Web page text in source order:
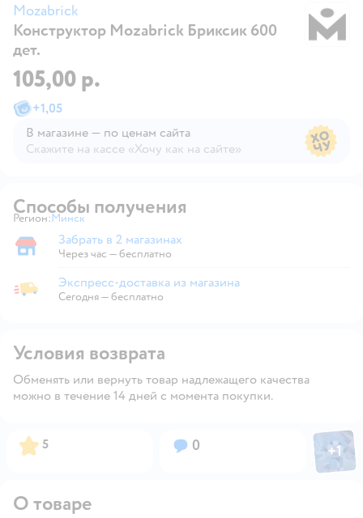
Mozabrick
Конструктор Mozabrick Бриксик 600
дет.
105,00 р.
+1,05
В магазине — по ценам сайта
Скажите на кассе «Хочу как на сайте»
Способы получения
Регион: Выбор адреса доставки.
Минск
Забрать в магазине
Забрать в 2 магазинах
Через час — бесплатно
Экспресс-доставка из магазина
Экспресс-доставка из магазина
Сегодня—бесплатно
Условия возврата
Обменять или вернуть товар надлежащего качества
можно в течение 14 дней с момента покупки.
Рейтинг:
5 Вопросов:
0 Фото
+1
О товаре